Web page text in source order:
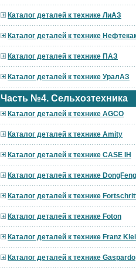
Каталог деталей к технике ЛиАЗ
Каталог деталей к технике
Каталог деталей к технике ПАЗ
Каталог деталей к технике УралАЗ
Часть №4. Сельхозтехника
Каталог деталей к технике AGCO
Каталог деталей к технике Amity
Каталог деталей к технике CASE IH
Каталог деталей к технике DongFeng
Каталог деталей к технике
Каталог деталей к технике Foton
Каталог деталей к технике Franz
Каталог деталей к технике Gaspardo